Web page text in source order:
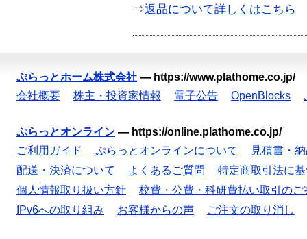
⇒返品について詳しくはこちら
ぷらっとホーム株式会社 — https://www.plathome.co.jp/
会社概要
株主・投資家情報 電子公告 OpenBlocks
ぷらっとオンライン — https://online.plathome.co.jp/
ご利用ガイド
ぷらっとオンラインについて
見積書・
配送・決済について
よくあるご質問
特定商取引法に
個人情報取り扱い方針
校費・公費・科研費払い取引のご
IPv6への取り組み
お客様からの声 ご注文の取り消し